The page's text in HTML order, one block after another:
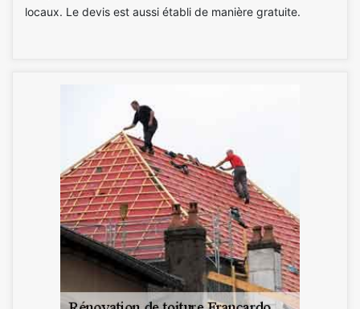
locaux. Le devis est aussi établi de manière gratuite.